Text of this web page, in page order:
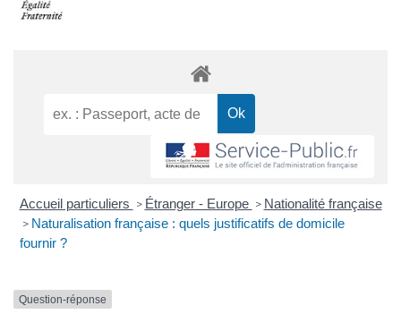
Accueil particuliers > Étranger - Europe > Nationalité française
> Naturalisation française : quels justificatifs de domicile
fournir ?
Question-réponse